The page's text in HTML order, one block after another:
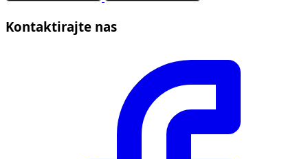
Kontaktirajte nas